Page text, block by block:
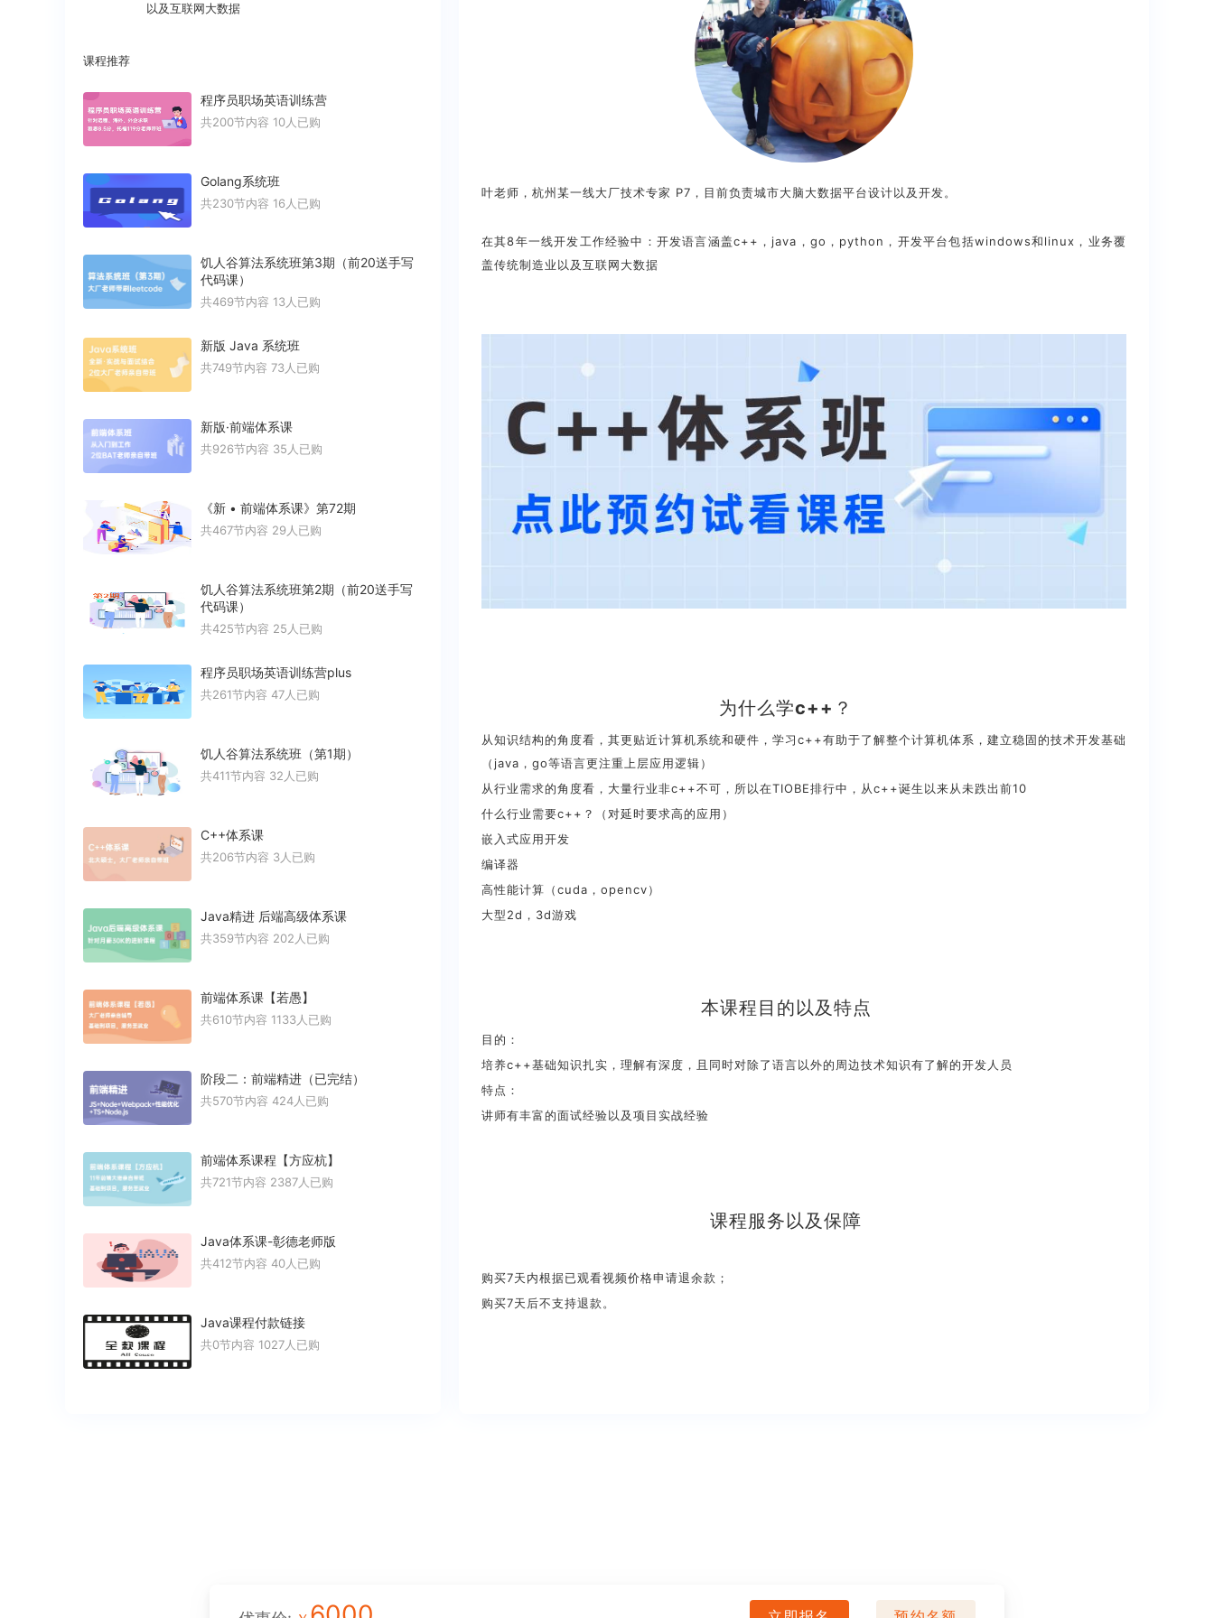
以及互联网大数据
课程推荐
程序员职场英语训练营
共200节内容 10人已购
Golang系统班
共230节内容 16人已购
饥人谷算法系统班第3期（前20送手写
代码课）
共469节内容 13人已购
新版 Java 系统班
共749节内容 73人已购
新版·前端体系课
共926节内容 35人已购
《新 • 前端体系课》第72期
共467节内容 29人已购
饥人谷算法系统班第2期（前20送手写
代码课）
共425节内容 25人已购
程序员职场英语训练营plus
共261节内容 47人已购
饥人谷算法系统班（第1期）
共411节内容 32人已购
C++体系课
共206节内容 3人已购
Java精进 后端高级体系课
共359节内容 202人已购
前端体系课【若愚】
共610节内容 1133人已购
阶段二：前端精进（已完结）
共570节内容 424人已购
前端体系课程【方应杭】
共721节内容 2387人已购
Java体系课-彰德老师版
共412节内容 40人已购
Java课程付款链接
共0节内容 1027人已购
叶老师 ，杭州某一线大厂技术专家 P7，目前负责城市大脑大数据平台设计以及开发。
在其8年一线开发工作经验中：开发语言涵盖c++，java，go，python，开发平台包括windows和linux，业务覆
盖传统制造业以及互联网大数据
为什么学c++？
从知识结构的角度看，其更贴近计算机系统和硬件，学习c++有助于了解整个计算机体系，建立稳固的技术开发基础
（java，go等语言更注重上层应用逻辑）
从行业需求的角度看，大量行业非c++不可，所以在TIOBE排行中，从c++诞生以来从未跌出前10
什么行业需要c++？（对延时要求高的应用）
嵌入式应用开发
编译器
高性能计算（cuda，opencv）
大型2d，3d游戏
本课程目的以及特点
目的：
培养c++基础知识扎实，理解有深度，且同时对除了语言以外的周边技术知识有了解的开发人员
特点：
讲师有丰富的面试经验以及项目实战经验
课程服务以及保障
购买7天内根据已观看视频价格申请退余款；
购买7天后不支持退款。